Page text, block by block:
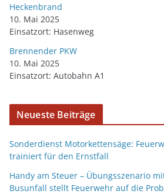
Heckenbrand
10. Mai 2025
Einsatzort: Hasenweg
Brennender PKW
10. Mai 2025
Einsatzort: Autobahn A1
Neueste Beiträge
Sonderdienst Motorkettensäge:
trainiert für den Ernstfall
Handy am Steuer – Übungsszenario
Busunfall stellt Feuerwehr auf die